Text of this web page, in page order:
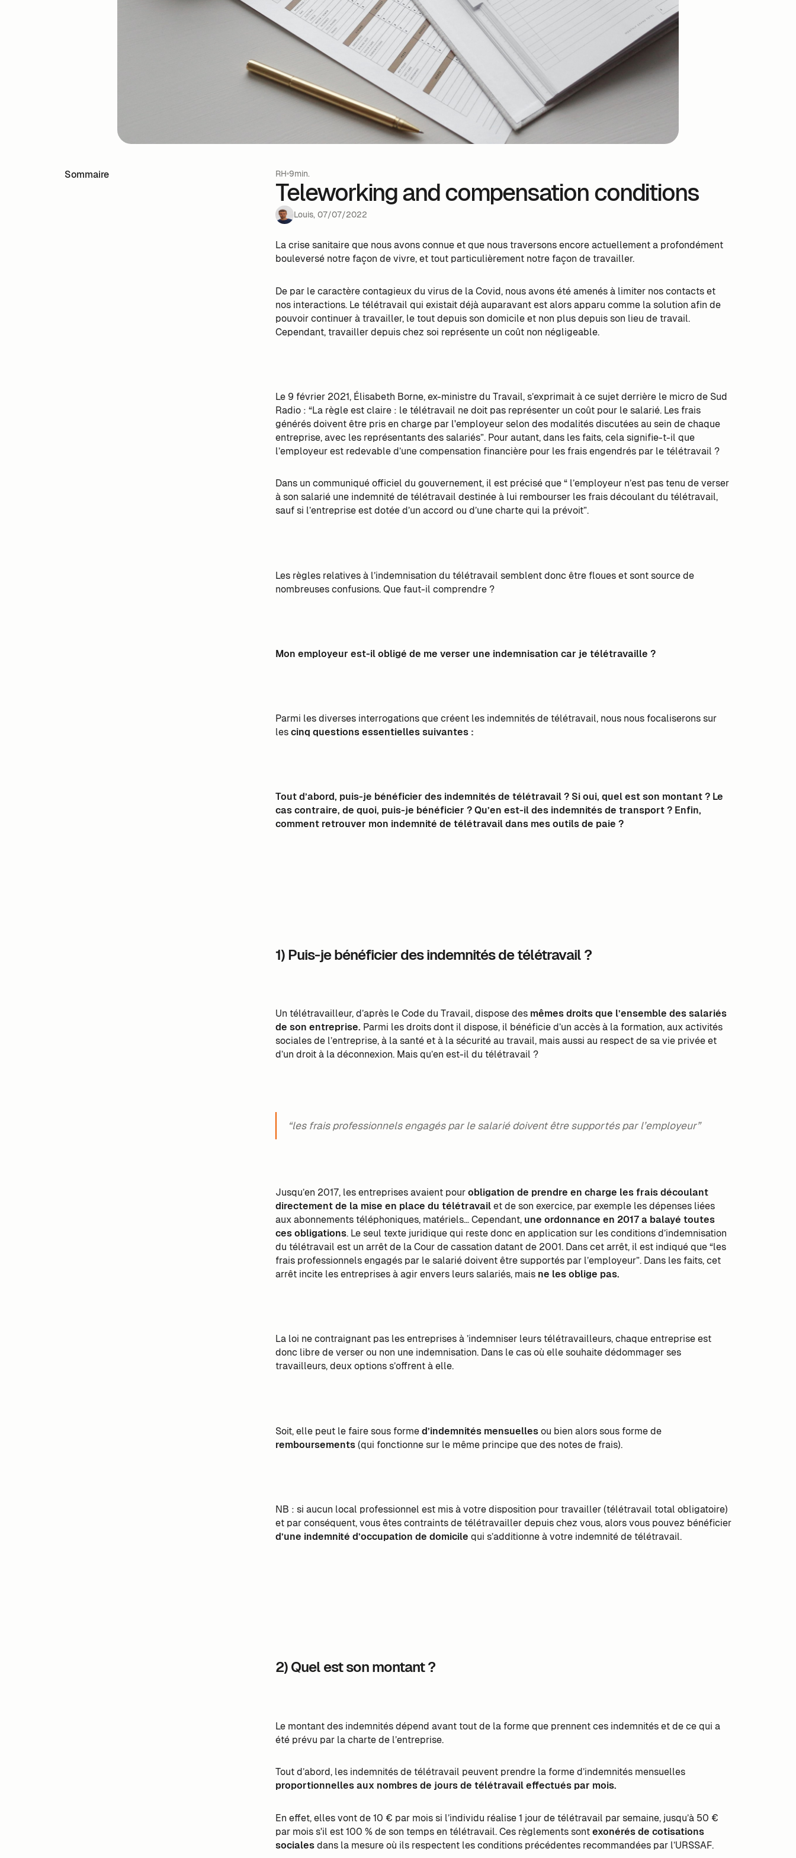
Sommaire RH 9min.
Teleworking and compensation conditions
Louis,07/07/2022
La crise sanitaire que nous avons connue et que nous traversons encore actuellement a profondément
bouleversé notre façon de vivre, et tout particulièrement notre façon de travailler.
De par le caractère contagieux du virus de la Covid, nous avons été amenés à limiter nos contacts et
nos interactions. Le télétravail qui existait déjà auparavant est alors apparu comme la solution afin de
pouvoir continuer à travailler, le tout depuis son domicile et non plus depuis son lieu de travail.
Cependant, travailler depuis chez soi représente un coût non négligeable.
Le 9 février 2021, Élisabeth Borne, ex-ministre du Travail, s’exprimait à ce sujet derrière le micro de Sud
Radio : “La règle est claire : le télétravail ne doit pas représenter un coût pour le salarié. Les frais
générés doivent être pris en charge par l'employeur selon des modalités discutées au sein de chaque
entreprise, avec les représentants des salariés”. Pour autant, dans les faits, cela signifie-t-il que
l’employeur est redevable d’une compensation financière pour les frais engendrés par le télétravail ?
Dans un communiqué officiel du gouvernement, il est précisé que “ l’employeur n’est pas tenu de verser
à son salarié une indemnité de télétravail destinée à lui rembourser les frais découlant du télétravail,
sauf si l’entreprise est dotée d’un accord ou d’une charte qui la prévoit”.
Les règles relatives à l’indemnisation du télétravail semblent donc être floues et sont source de
nombreuses confusions. Que faut-il comprendre ?
Mon employeur est-il obligé de me verser une indemnisation car je télétravaille ?
Parmi les diverses interrogations que créent les indemnités de télétravail, nous nous focaliserons sur
lescinq questions essentielles suivantes :
Tout d’abord, puis-je bénéficier des indemnités de télétravail ? Si oui, quel est son montant ? Le
cas contraire, de quoi, puis-je bénéficier ? Qu’en est-il des indemnités de transport ? Enfin,
comment retrouver mon indemnité de télétravail dans mes outils de paie ?
1) Puis-je bénéficier des indemnités de télétravail ?
Un télétravailleur, d’après le Code du Travail, dispose des mêmes droits que l’ensemble des salariés
de son entreprise. Parmi les droits dont il dispose, il bénéficie d’un accès à la formation, aux activités
sociales de l’entreprise, à la santé et à la sécurité au travail, mais aussi au respect de sa vie privée et
d’un droit à la déconnexion. Mais qu’en est-il du télétravail ?
“les frais professionnels engagés par le salarié doivent être supportés par l’employeur”
Jusqu’en 2017, les entreprises avaient pourobligation de prendre en charge les frais découlant
directement de la mise en place du télétravailet de son exercice, par exemple les dépenses liées
aux abonnements téléphoniques, matériels… Cependant, une ordonnance en 2017 a balayé toutes
ces obligations. Le seul texte juridique qui reste donc en application sur les conditions d’indemnisation
du télétravail est un arrêt de la Cour de cassation datant de 2001. Dans cet arrêt, il est indiqué que “les
frais professionnels engagés par le salarié doivent être supportés par l’employeur”. Dans les faits, cet
arrêt incite les entreprises à agir envers leurs salariés, mais ne les oblige pas.
La loi ne contraignant pas les entreprises à ’indemniser leurs télétravailleurs, chaque entreprise est
donc libre de verser ou non une indemnisation. Dans le cas où elle souhaite dédommager ses
travailleurs, deux options s’offrent à elle.
Soit, elle peut le faire sous formed’indemnités mensuellesou bien alors sous forme de
remboursements(qui fonctionne sur le même principe que des notes de frais).
NB : si aucun local professionnel est mis à votre disposition pour travailler (télétravail total obligatoire)
et par conséquent, vous êtes contraints de télétravailler depuis chez vous, alors vous pouvez bénéficier
d’une indemnité d’occupation de domicile qui s’additionne à votre indemnité de télétravail.
2) Quel est son montant ?
Le montant des indemnités dépend avant tout de la forme que prennent ces indemnités et de ce qui a
été prévu par la charte de l’entreprise.
Tout d’abord, les indemnités de télétravail peuvent prendre la forme d’indemnités mensuelles
proportionnelles aux nombres de jours de télétravail effectués par mois.
En effet, elles vont de 10 € par mois si l’individu réalise 1 jour de télétravail par semaine, jusqu’à 50 €
par mois s'il est 100 % de son temps en télétravail. Ces règlements sontexonérés de cotisations
socialesdans la mesure où ils respectent les conditions précédentes recommandées par l’URSSAF.